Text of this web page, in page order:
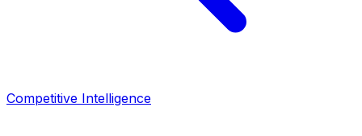
Competitive Intelligence